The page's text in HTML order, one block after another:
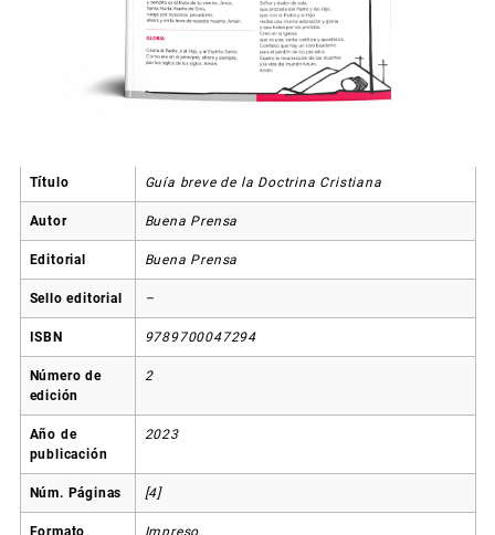
Título Guía breve de la Doctrina Cristiana
Autor Buena Prensa
Editorial Buena Prensa
Sello editorial –
ISBN 9789700047294
Número de
edición
2
Año de
publicación
2023
Núm. Páginas [4]
Formato Impreso